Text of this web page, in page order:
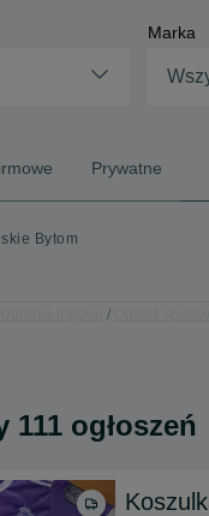
Marka
Prywatne
Bytom
111 ogłoszeń